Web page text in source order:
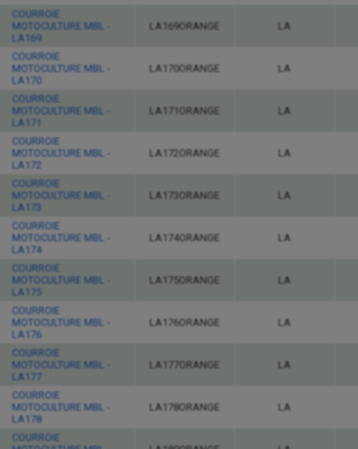
COURROIE
MOTOCULTURE MBL -
LA169
LA169ORANGE LA
COURROIE
MOTOCULTURE MBL -
LA170
LA170ORANGE LA
COURROIE
MOTOCULTURE MBL -
LA171
LA171ORANGE LA
COURROIE
MOTOCULTURE MBL -
LA172
LA172ORANGE LA
COURROIE
MOTOCULTURE MBL -
LA173
LA173ORANGE LA
COURROIE
MOTOCULTURE MBL -
LA174
LA174ORANGE LA
COURROIE
MOTOCULTURE MBL -
LA175
LA175ORANGE LA
COURROIE
MOTOCULTURE MBL -
LA176
LA176ORANGE LA
COURROIE
MOTOCULTURE MBL -
LA177
LA177ORANGE LA
COURROIE
MOTOCULTURE MBL -
LA178
LA178ORANGE LA
COURROIE